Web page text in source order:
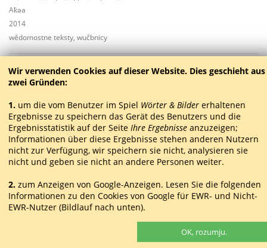
Aҟәа
2014
wědomostne teksty, wučbnicy
ГубП
Гублиа Гь.
Апиесақәа [w:] Ахәбатәи атом
Aҟәа
2013
drama
Иҩымҭақәа реизга. Аԥшьбатәи атом. Ажәабжьқәа. Аповестқәа
Аԥ­ҳәынҭ­шәҟәҭы­жьыp­ҭа
Aҟәа
Wir verwenden Cookies auf dieser Website. Dies geschieht aus
zwei Gründen:
1. um die vom Benutzer im Spiel Wörter & Bilder erhaltenen
Ergebnisse zu speichern das Gerät des Benutzers und die
Ergebnisstatistik auf der Seite Ihre Ergebnisse anzuzeigen;
Informationen über diese Ergebnisse stehen anderen Nutzern
nicht zur Verfügung, wir speichern sie nicht, analysieren sie
nicht und geben sie nicht an andere Personen weiter.
2. zum Anzeigen von Google-Anzeigen. Lesen Sie die folgenden
Informationen zu den Cookies von Google für EWR- und Nicht-
EWR-Nutzer (Bildlauf nach unten).
dem Europäischen Wirtschaftsraum
OK, rozumju.